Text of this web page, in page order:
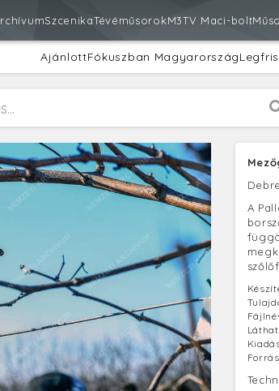
SzcenikaTévéműsorokM3TV Maci-bolt
AjánlottFókuszban Magyarország
A